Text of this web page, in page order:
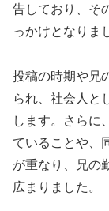
告しており、そ
っかけとなりま
投稿の時期や兄
られ、社会人と
します。さらに
ていることや、
が重なり、兄の
広まりました。